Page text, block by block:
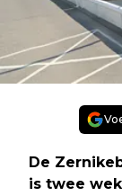
De
is twee